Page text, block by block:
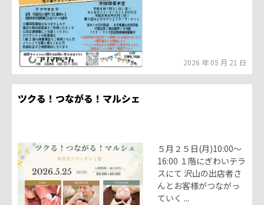
2026 年 05 月 21 日
ツクる！つながる！マルシェ
５月２５日(月)10:00〜
16:00 １階にぎわいテラ
スにて 沢山の出店者さ
んとお客様がつながっ
ていく ...